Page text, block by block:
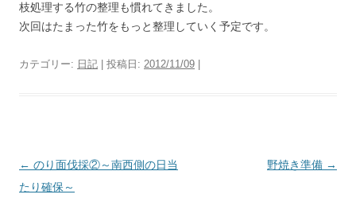
枝処理する竹の整理も慣れてきました。
次回はたまった竹をもっと整理していく予定です。
カテゴリー: 日記 | 投稿日: 2012/11/09
投
稿
← のり面伐採②～南西側の日当
たり確保～
野焼き準備 →